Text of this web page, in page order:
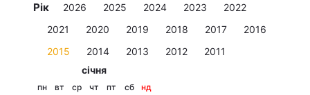
Рік 2026 2025 2024 2023
2022
2021
2020 2019 2018 2017
2016
2015
2014 2013 2012
2011
січня
пн вт ср чт пт сб
нд